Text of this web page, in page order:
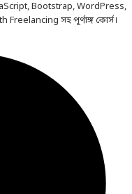
Bootstrap, WordPress,
সহ পূর্ণাঙ্গ কোর্স।